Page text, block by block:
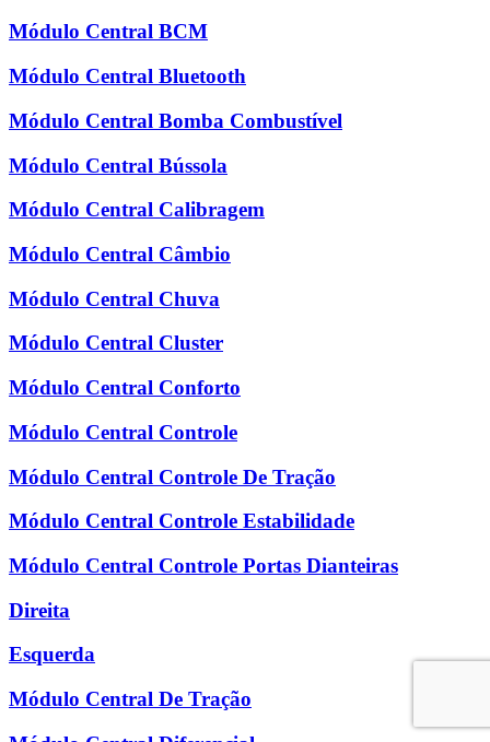
Módulo Central BCM
Módulo Central Bluetooth
Módulo Central Bomba Combustível
Módulo Central Bússola
Módulo Central Calibragem
Módulo Central Câmbio
Módulo Central Chuva
Módulo Central Cluster
Módulo Central Conforto
Módulo Central Controle
Módulo Central Controle De Tração
Módulo Central Controle Estabilidade
Módulo Central Controle Portas Dianteiras
Direita
Esquerda
Módulo Central De Tração